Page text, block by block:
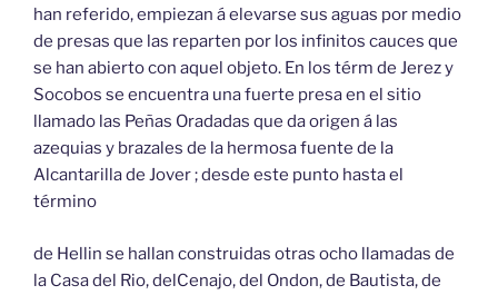
han referido, empiezan á elevarse sus aguas por medio
de presas que las reparten por los infinitos cauces que
se han abierto con aquel objeto. En los térm de Jerez y
Socobos se encuentra una fuerte presa en el sitio
llamado las Peñas Oradadas que da origen á las
azequias y brazales de la hermosa fuente de la
Alcantarilla de Jover ; desde este punto hasta el
término
de Hellin se hallan construidas otras ocho llamadas de
la Casa del Rio, delCenajo, del Ondon, de Bautista, de